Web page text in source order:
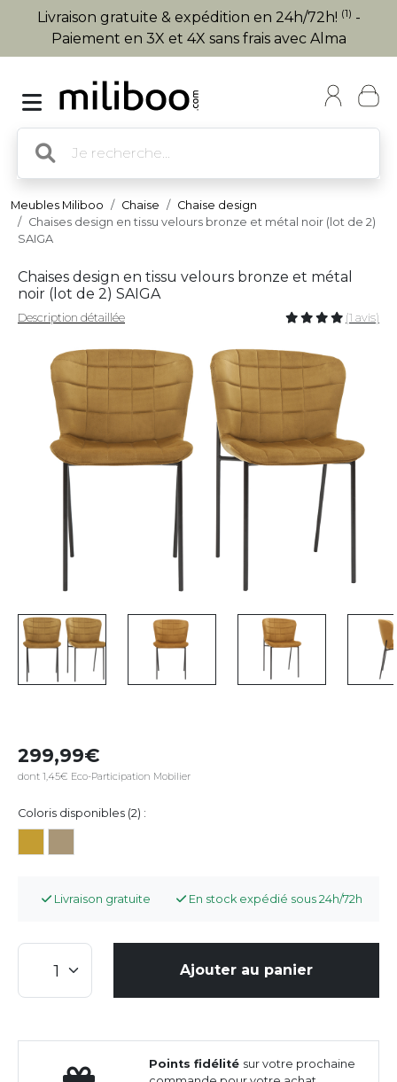
Livraison gratuite & expédition en 24h/72h! (1) -
Paiement en 3X et 4X sans frais avec Alma
Meubles Miliboo Chaise
Chaise design
Chaises design en tissu velours bronze et métal noir (lot de 2)
SAIGA
Chaises design en tissu velours bronze et métal
noir (lot de 2) SAIGA
Description détaillée (1 avis)
299,99
dont 1,45€ Eco-Participation Mobilier
Coloris disponibles (2) :
Livraison gratuite En stock expédié sous 24h/72h
Ajouter au panier
Points fidélité sur votre prochaine